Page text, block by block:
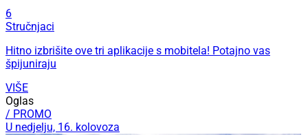
6
Stručnjaci
Hitno izbrišite ove tri aplikacije s mobitela! Potajno vas
špijuniraju
VIŠE
Oglas
/ PROMO
U nedjelju, 16. kolovoza